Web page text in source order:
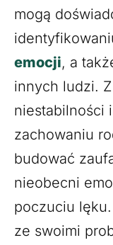
mogą
emocji, a
innych ludzi.
niestabilności
zachowaniu
budować
nieobecni
poczuciu
ze swoimi